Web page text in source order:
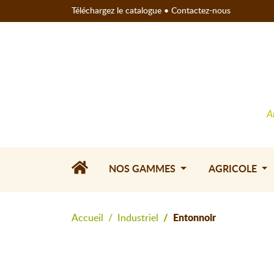
Téléchargez le catalogue • Contactez-nous
NOS GAMMES AGRICOLE
Accueil Industriel Entonnoir